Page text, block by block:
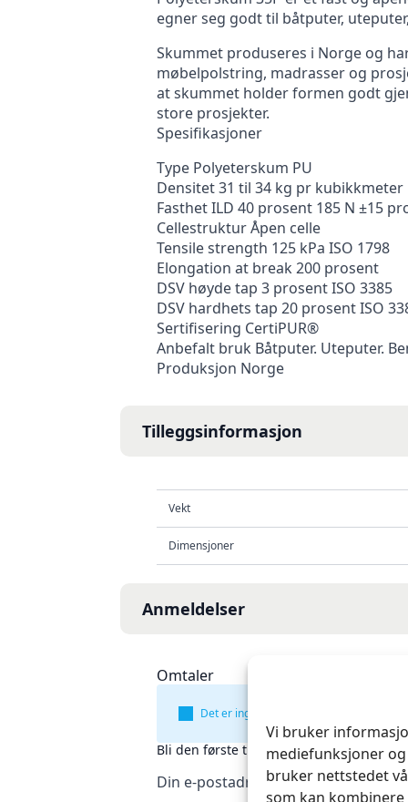
Vi bruker
mediefunksjoner
bruker nettstedet
som kan
egner seg godt til båtputer,
Skummet produseres i Norge og
møbelpolstring, madrasser og
at skummet holder formen godt
store prosjekter.
Spesifikasjoner
Type Polyeterskum PU
Densitet 31 til 34 kg pr kubikkmeter
Fasthet ILD 40 prosent 185 N ±15
Cellestruktur Åpen celle
Tensile strength 125 kPa ISO 1798
Elongation at break 200 prosent
DSV høyde tap 3 prosent ISO 3385
DSV hardhets tap 20 prosent ISO
Sertifisering CertiPUR®
Anbefalt bruk Båtputer. Uteputer.
Produksjon Norge
Tilleggsinformasjon
Vekt
Dimensjoner
Anmeldelser
Omtaler
Det er ingen omtaler ennå.
Bli den første til å omtale «6cm
Din e-postadresse vil ikke bli